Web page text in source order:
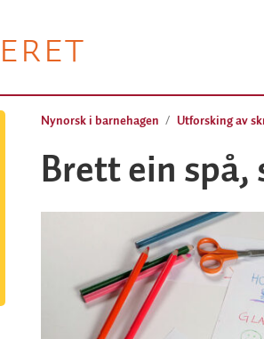
Nynorsk i barnehagen Utforsking av
Brett ein spå,